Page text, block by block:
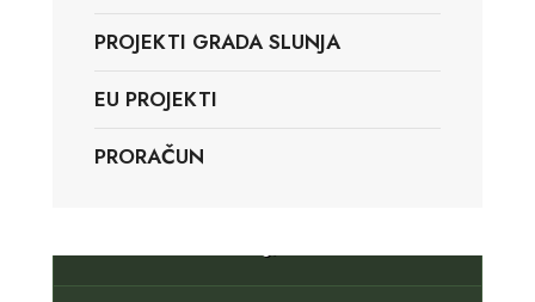
PROJEKTI GRADA SLUNJA
EU PROJEKTI
PRORAČUN